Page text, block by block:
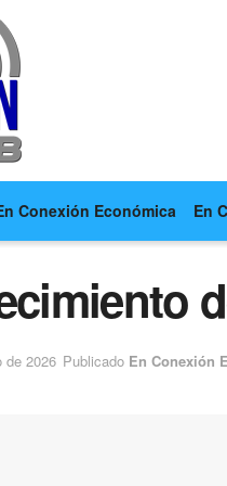
Conexión Económica En
de 2026 Publicado En Conexión